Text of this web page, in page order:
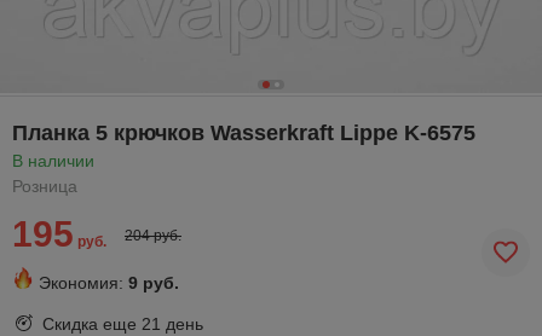
Планка 5 крючков Wasserkraft Lippe K-6575
В наличии
Розница
195 руб. 204 руб.
Экономия: 9 руб.
Скидка еще 21 день